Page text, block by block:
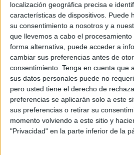
localización geográfica precisa e
características de dispositivos. Puede
su consentimiento a nosotros y a
que llevemos a cabo el
forma alternativa, puede acceder a
cambiar sus preferencias antes de
consentimiento. Tenga en cuenta que
sus datos personales puede no
pero usted tiene el derecho de
preferencias se aplicarán solo a este
sus preferencias o retirar su
momento volviendo a este sitio y
"Privacidad" en la parte inferior de la
DIBUJA LA
LOS
IMPORTAN
7 noviembre, 2016byMª
comentarios